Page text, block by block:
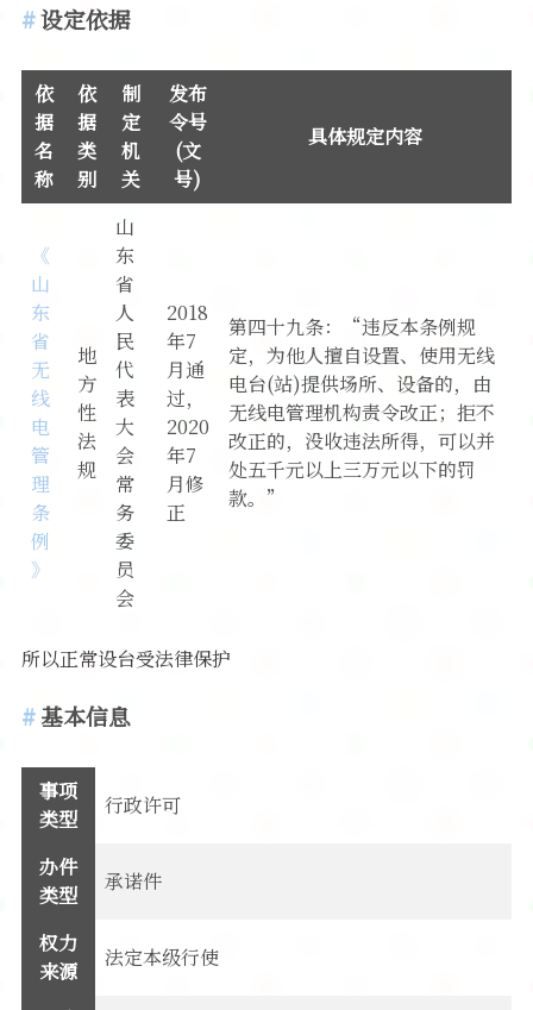
设定依据
依
据
名
称
依
据
类
别
制
定
机
关
发布
令号
(文
号)
具体规定内容
《
山
东
省
无
线
电
管
理
条
例
》
地
方
性
法
规
山
东
省
人
民
代
表
大
会
常
务
委
员
会
2018
年7
月通
过，
2020
年7
月修
正
第四十九条：“违反本条例规
定，为他人擅自设置、使用无线
电台(站)提供场所、设备的，由
无线电管理机构责令改正；拒不
改正的，没收违法所得，可以并
处五千元以上三万元以下的罚
款。”
所以正常设台受法律保护
基本信息
事项
类型
行政许可
办件
类型
承诺件
权力
来源
法定本级行使